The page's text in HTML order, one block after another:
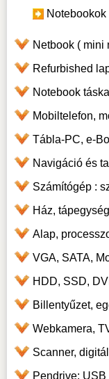
Notebookok
Netbook ( mini
Refurbished
Notebook
Mobiltelefon,
Tábla-PC, e-
Navigáció és
Számítógép :
Ház,
Alap,
VGA, SATA,
HDD, SSD,
Billentyűzet,
Webkamera,
Scanner,
Pendrive: